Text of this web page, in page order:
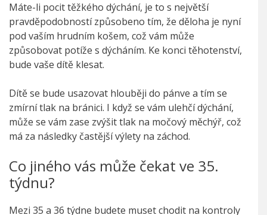
Máte-li pocit těžkého dýchání, je to s největší
pravděpodobností způsobeno tím, že děloha je nyní
pod vaším hrudním košem, což vám může
způsobovat potíže s dýcháním. Ke konci těhotenství,
bude vaše dítě klesat.
Dítě se bude usazovat hlouběji do pánve a tím se
zmírní tlak na bránici. I když se vám ulehčí dýchání,
může se vám zase zvýšit tlak na močový měchýř, což
má za následky častější výlety na záchod.
Co jiného vás může čekat ve 35.
týdnu?
Mezi 35 a 36 týdne budete muset chodit na kontroly